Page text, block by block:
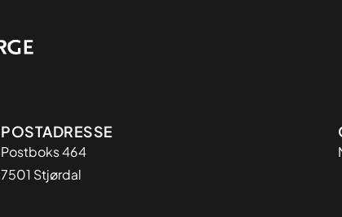
Adresse
POSTADRESSE
Postboks 464
7501 Stjørdal